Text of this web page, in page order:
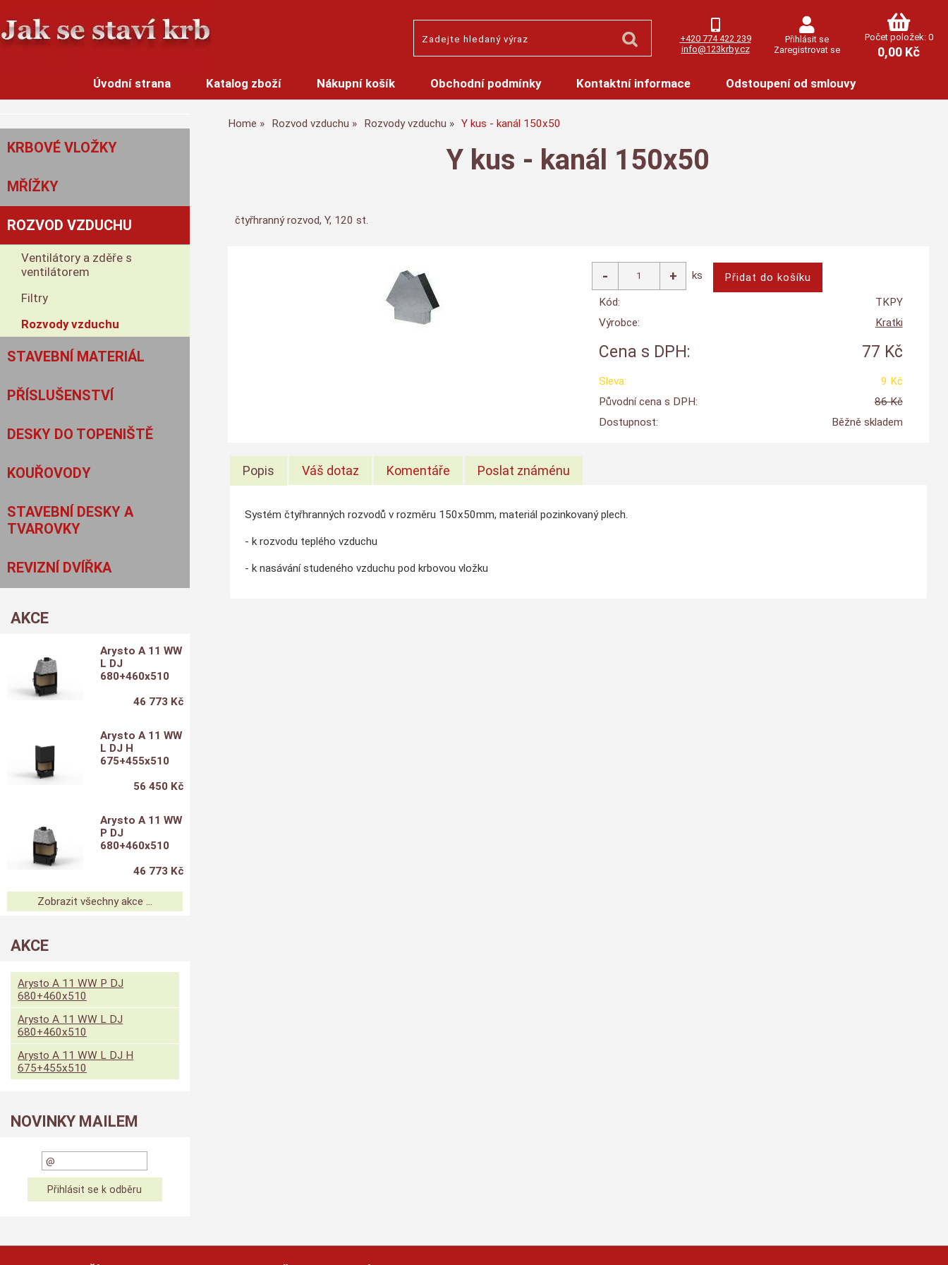
+420 774 422 239
info@123krby.cz
Přihlásit se
Zaregistrovat se
Počet položek: 0
0,00 Kč
Úvodní strana Katalog zboží Nákupní košík Obchodní podmínky Kontaktní informace Odstoupení od smlouvy
Home Rozvod vzduchu Rozvody vzduchu Y kus - kanál 150x50
Y kus - kanál 150x50
čtyřhranný rozvod, Y, 120 st.
ks
Kód:
TKPY
Výrobce:
Kratki
Cena s DPH: 77 Kč
Sleva:
9 Kč
Původní cena s DPH:
86 Kč
Dostupnost:
Běžně skladem
Popis Váš dotaz Komentáře Poslat známénu
Systém čtyřhranných rozvodů v rozměru 150x50mm, materiál pozinkovaný plech.
- k rozvodu teplého vzduchu
- k nasávání studeného vzduchu pod krbovou vložku
KRBOVÉ VLOŽKY
MŘÍŽKY
ROZVOD VZDUCHU
Ventilátory a zděře s
ventilátorem
Filtry
Rozvody vzduchu
STAVEBNÍ MATERIÁL
PŘÍSLUŠENSTVÍ
DESKY DO TOPENIŠTĚ
KOUŘOVODY
STAVEBNÍ DESKY A
TVAROVKY
REVIZNÍ DVÍŘKA
AKCE
Arysto A 11 WW
L DJ
680+460x510
46 773 Kč
Arysto A 11 WW
L DJ H
675+455x510
56 450 Kč
Arysto A 11 WW
P DJ
680+460x510
46 773 Kč
Zobrazit všechny akce ...
AKCE
Arysto A 11 WW P DJ
680+460x510
Arysto A 11 WW L DJ
680+460x510
Arysto A 11 WW L DJ H
675+455x510
NOVINKY MAILEM